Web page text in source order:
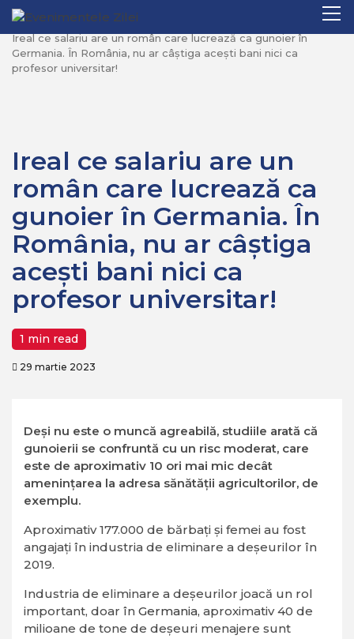
Mergi
conţinut.
Home
Recomandate
Ireal ce salariu are un român care lucrează ca gunoier în
Germania. În România, nu ar câștiga acești bani nici ca
profesor universitar!
Ireal ce salariu are un
român care lucrează ca
gunoier în Germania. În
România, nu ar câștiga
acești bani nici ca
profesor universitar!
1 min read
29 martie 2023
Deși nu este o muncă agreabilă, studiile arată că
gunoierii se confruntă cu un risc moderat, care
este de aproximativ 10 ori mai mic decât
amenințarea la adresa sănătății agricultorilor, de
exemplu.
Aproximativ 177.000 de bărbați și femei au fost
angajați în industria de eliminare a deșeurilor în
2019.
Industria de eliminare a deșeurilor joacă un rol
important, doar în Germania, aproximativ 40 de
milioane de tone de deșeuri menajere sunt